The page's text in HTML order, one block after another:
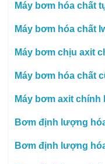
Máy bơm hóa chất
Máy bơm hóa chất
Máy bơm chịu axit
Máy bơm hóa chất
Máy bơm axit chính
Bơm định lượng
Bơm định lượng